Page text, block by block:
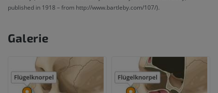
published in 1918 – from http://www.bartleby.com/107/).
Galerie